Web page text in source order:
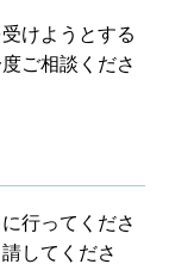
けようとする
ご相談くださ
行ってくださ
してくださ